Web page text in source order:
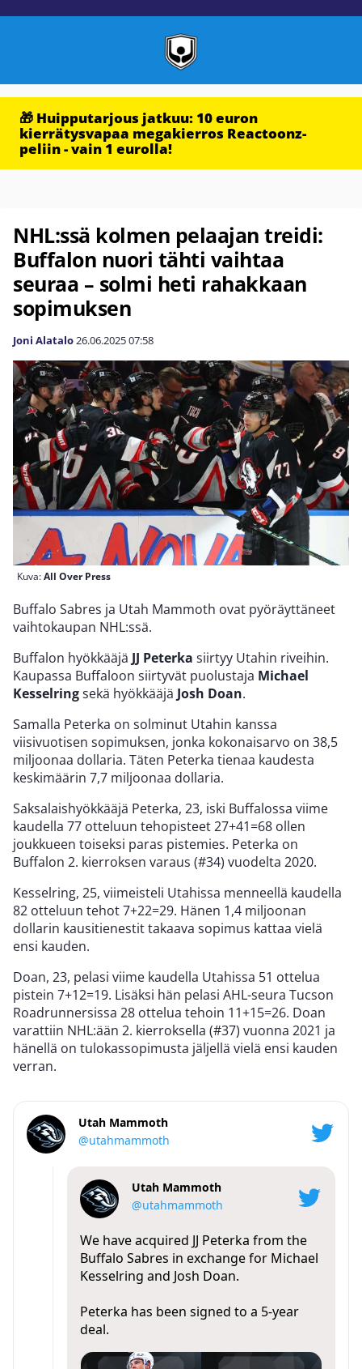
🎁 Huipputarjous jatkuu: 10 euron
kierrätysvapaa megakierros Reactoonz-
peliin - vain 1 eurolla!
NHL:ssä kolmen pelaajan treidi:
Buffalon nuori tähti vaihtaa
seuraa – solmi heti rahakkaan
sopimuksen
Joni Alatalo26.06.202507:58
Kuva:All Over Press
Buffalo Sabres ja Utah Mammoth ovat pyöräyttäneet
vaihtokaupan NHL:ssä.
Buffalon hyökkääjä JJ Peterka siirtyy Utahin riveihin.
Kaupassa Buffaloon siirtyvät puolustaja Michael
Kesselringsekä hyökkääjä Josh Doan.
Samalla Peterka on solminut Utahin kanssa
viisivuotisen sopimuksen, jonka kokonaisarvo on 38,5
miljoonaa dollaria. Täten Peterka tienaa kaudesta
keskimäärin 7,7 miljoonaa dollaria.
Saksalaishyökkääjä Peterka, 23, iski Buffalossa viime
kaudella 77 otteluun tehopisteet 27+41=68 ollen
joukkueen toiseksi paras pistemies. Peterka on
Buffalon 2. kierroksen varaus (#34) vuodelta 2020.
Kesselring, 25, viimeisteli Utahissa menneellä kaudella
82 otteluun tehot 7+22=29. Hänen 1,4 miljoonan
dollarin kausitienestit takaava sopimus kattaa vielä
ensi kauden.
Doan, 23, pelasi viime kaudella Utahissa 51 ottelua
pistein 7+12=19. Lisäksi hän pelasi AHL-seura Tucson
Roadrunnersissa 28 ottelua tehoin 11+15=26. Doan
varattiin NHL:ään 2. kierroksella (#37) vuonna 2021 ja
hänellä on tulokassopimusta jäljellä vielä ensi kauden
verran.
Utah Mammoth
@utahmammoth
Utah Mammoth
@utahmammoth
We have acquired JJ Peterka from the
Buffalo Sabres in exchange for Michael
Kesselring and Josh Doan.
Peterka has been signed to a 5-year
deal.